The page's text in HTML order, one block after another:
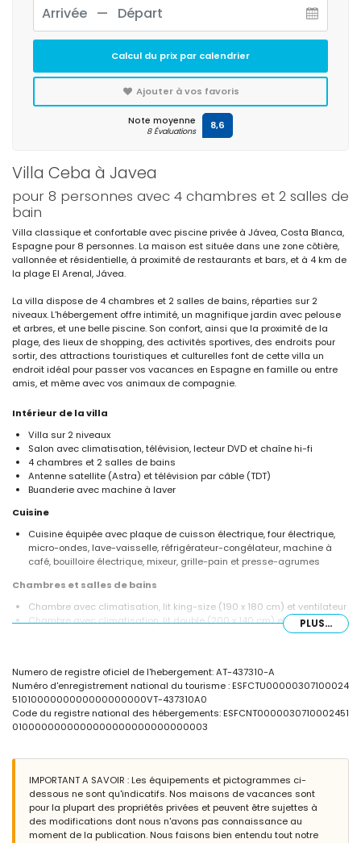
Villa Ceba à Javea
pour 8 personnes avec 4 chambres et 2 salles de
bain
Villa classique et confortable avec piscine privée à Jávea, Costa Blanca,
Espagne pour 8 personnes. La maison est située dans une zone côtière,
vallonnée et résidentielle, à proximité de restaurants et bars, et à 4 km de
la plage El Arenal, Jávea.
La villa dispose de 4 chambres et 2 salles de bains, réparties sur 2
niveaux. L'hébergement offre intimité, un magnifique jardin avec pelouse
et arbres, et une belle piscine. Son confort, ainsi que la proximité de la
plage, des lieux de shopping, des activités sportives, des endroits pour
sortir, des attractions touristiques et culturelles font de cette villa un
endroit idéal pour passer vos vacances en Espagne en famille ou entre
amis, et même avec vos animaux de compagnie.
Intérieur de la villa
Villa sur 2 niveaux
Salon avec climatisation, télévision, lecteur DVD et chaîne hi-fi
4 chambres et 2 salles de bains
Antenne satellite (Astra) et télévision par câble (TDT)
Buanderie avec machine à laver
Cuisine
Cuisine équipée avec plaque de cuisson électrique, four électrique,
micro-ondes, lave-vaisselle, réfrigérateur-congélateur, machine à
café, bouilloire électrique, mixeur, grille-pain et presse-agrumes
Chambres et salles de bains
Chambre avec climatisation, lit king-size (190 x 180 cm) et ventilateur
Chambre avec climatisation, lit double (200 x 140 cm) et ventilateur
2 chambres avec climatisation, chacune avec 2 lits simples (200 x
WC
Extérieur de la villa
Terrain clôturé
Piscine privée mesurant 8m x 4m et 2m de profondeur
transats
2 terrasses, dont une couverte
Barbecue
Douche extérieure
Coin salon extérieur et coin repas extérieur
2 places de parking couvertes privées et 2 places de parking privées
PLUS...
Numero de registre oficiel de l'hebergement: AT-437310-A
Numéro d'enregistrement national du tourisme : ESFCTU00000307100024
5101000000000000000000VT-437310A0
Code du registre national des hébergements: ESFCNT0000030710002451
0100000000000000000000000000003
IMPORTANT A SAVOIR : Les équipements et pictogrammes ci-
dessous ne sont qu'indicatifs. Nos maisons de vacances sont
pour la plupart des propriétés privées et peuvent être sujettes à
des modifications dont nous n'avons pas connaissance au
moment de la publication. Nous faisons bien entendu tout notre
Calcul du prix par calendrier
Ajouter à vos favoris
Note moyenne
8 Évaluations 8,6